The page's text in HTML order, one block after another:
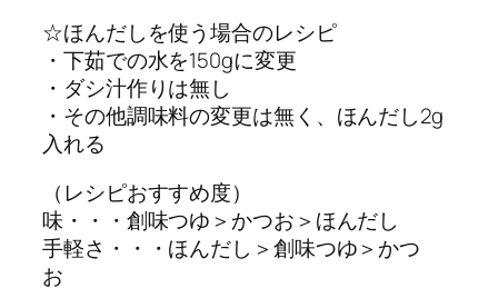
☆ほんだしを使う場合のレシピ
・下茹での水を150gに変更
・ダシ汁作りは無し
・その他調味料の変更は無く、ほんだし2g
入れる
（レシピおすすめ度）
味・・・創味つゆ＞かつお＞ほんだし
手軽さ・・・ほんだし＞創味つゆ＞かつ
お